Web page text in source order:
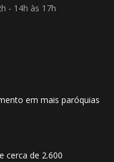
- 14h às 17h
em mais paróquias
cerca de 2.600